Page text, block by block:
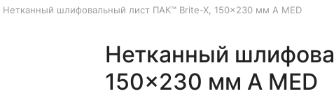
Нетканный шлифовальный лист ПАК™ Brite-X, 150x230 мм A MED
Нетканный
150x230 мм A MED